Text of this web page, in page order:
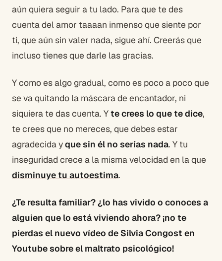
aún quiera seguir a tu lado. Para que te des
cuenta del amor taaaan inmenso que siente por
ti, que aún sin valer nada, sigue ahí. Creerás que
incluso tienes que darle las gracias.
Y como es algo gradual, como es poco a poco que
se va quitando la máscara de encantador, ni
siquiera te das cuenta. Yte crees lo que te dice,
te crees que no mereces, que debes estar
agradecida yque sin él no serías nada. Y tu
inseguridad crece a la misma velocidad en la que
disminuye tu autoestima.
¿Te resulta familiar? ¿lo has vivido o conoces a
alguien que lo está viviendo ahora? ¡no te
pierdas el nuevo vídeo de Silvia Congost en
Youtube sobre el maltrato psicológico!